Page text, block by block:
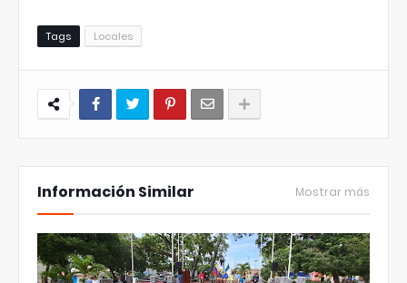
Tags Locales
Información Similar Mostrar más